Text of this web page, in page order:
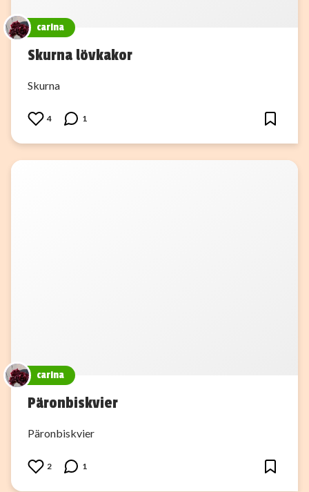
carina
Skurna lövkakor
Skurna
4 1
carina
Päronbiskvier
Päronbiskvier
2 1